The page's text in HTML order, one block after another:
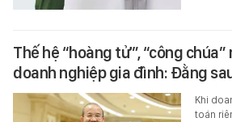
Thế hệ “hoàng tử”, “công
doanh nghiệp gia đình: Đằng
Khi
toán